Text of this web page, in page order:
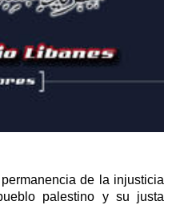
de la injusticia
palestino y su justa